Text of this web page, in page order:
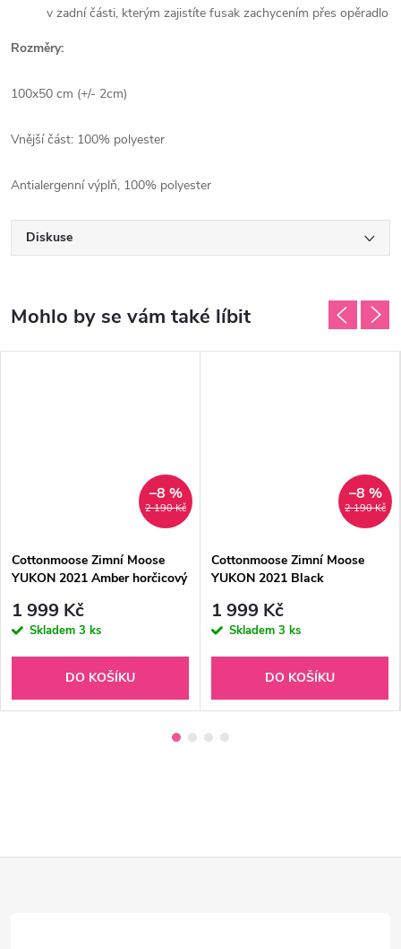
v zadní části, kterým zajistíte fusak zachycením přes opěradlo
Rozměry:
100x50 cm (+/- 2cm)
Vnější část: 100% polyester
Antialergenní výplň, 100% polyester
Diskuse
2 190 Kč
–8 %
Cottonmoose Zimní Moose
YUKON 2021 Amber horčicový
1 999 Kč
Skladem 3 ks
DO KOŠÍKU
2 190 Kč
–8 %
Cottonmoose Zimní Moose
YUKON 2021 Black
1 999 Kč
Skladem 3 ks
DO KOŠÍKU